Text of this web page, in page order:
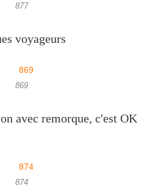
877
voyageurs
869
avec remorque, c'est OK
874